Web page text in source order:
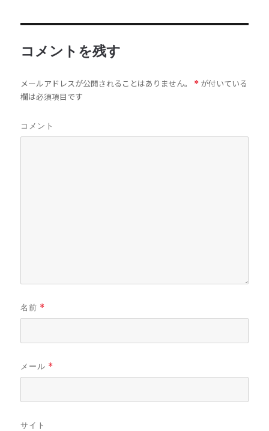
コメントを残す
メールアドレスが公開されることはありません。 * が付いている
欄は必須項目です
コメント
名前 *
メール *
サイト